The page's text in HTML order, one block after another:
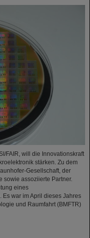
FAIR, will die Innovationskraft
stärken. Zu dem
Gesellschaft, der
sowie assoziierte Partner.
eines
war im April dieses Jahres
und Raumfahrt (BMFTR)